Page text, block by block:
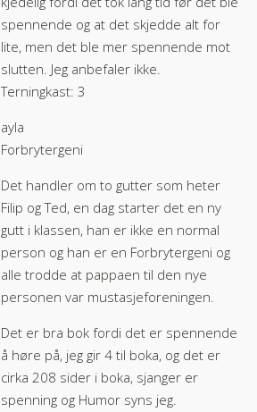
spennende og at det skjedde alt for
lite, men det ble mer spennende mot
slutten. Jeg anbefaler ikke.
Terningkast: 3
ayla
Forbrytergeni
Det handler om to gutter som heter
Filip og Ted, en dag starter det en ny
gutt i klassen, han er ikke en normal
person og han er en Forbrytergeni og
alle trodde at pappaen til den nye
personen var mustasjeforeningen.
Det er bra bok fordi det er spennende
å høre på, jeg gir 4 til boka, og det er
cirka 208 sider i boka, sjanger er
spenning og Humor syns jeg.